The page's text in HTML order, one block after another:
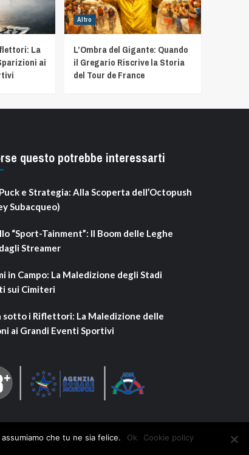
La
ai
Altro
L’Ombra del Gigante: Quando
il Gregario Riscrive la Storia
del Tour de France
questo potrebbe interessarti
e Strategia: Alla Scoperta dell’Octopush
Subacqueo)
“Sport-Tainment”: Il Boom delle Leghe
Streamer
in Campo: La Maledizione degli Stadi
sui Cimiteri
sotto i Riflettori: La Maledizione delle
ai Grandi Eventi Sportivi
che tu ne sia felice. Ok Cookie policy